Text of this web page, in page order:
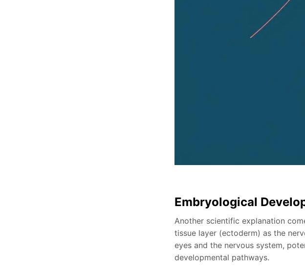
Embryological
Another scientific explanation
tissue layer (ectoderm) as the
eyes and the nervous system,
developmental pathways.